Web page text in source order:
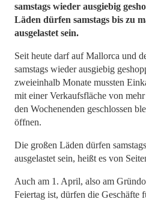
samstags wieder ausgiebig
Läden dürfen samstags bis zu
ausgelastet sein.
Seit heute darf auf Mallorca und
samstags wieder ausgiebig
zweieinhalb Monate mussten
mit einer Verkaufsfläche von
den Wochenenden geschlossen
öffnen.
Die großen Läden dürfen
ausgelastet sein, heißt es von
Auch am 1. April, also am
Feiertag ist, dürfen die Geschäfte